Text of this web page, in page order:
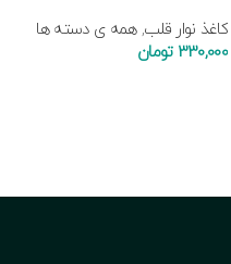
کاغذ نوار قلب,همه ی دسته ها
330,000 تومان